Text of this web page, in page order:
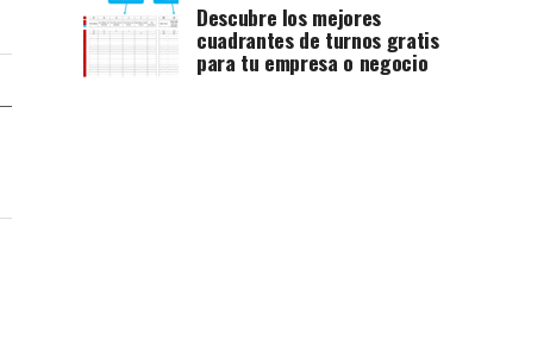
Descubre los mejores
cuadrantes de turnos gratis
para tu empresa o negocio